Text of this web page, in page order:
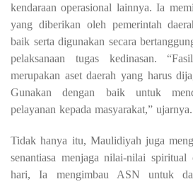
kendaraan operasional lainnya. Ia
yang diberikan oleh pemerintah
baik serta digunakan secara
pelaksanaan tugas kedinasan.
merupakan aset daerah yang harus
Gunakan dengan baik untuk
pelayanan kepada masyarakat,” ujarnya.
Tidak hanya itu, Maulidiyah juga
senantiasa menjaga nilai-nilai spiritual
hari, Ia mengimbau ASN untuk